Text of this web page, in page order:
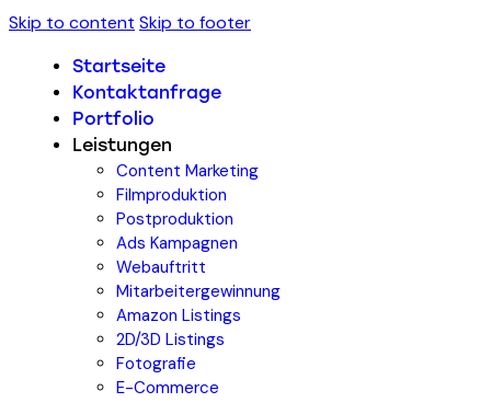
Skip to content Skip to footer
Startseite
Kontaktanfrage
Portfolio
Leistungen
Content Marketing
Filmproduktion
Postproduktion
Ads Kampagnen
Webauftritt
Mitarbeitergewinnung
Amazon Listings
2D/3D Listings
Fotografie
E-Commerce